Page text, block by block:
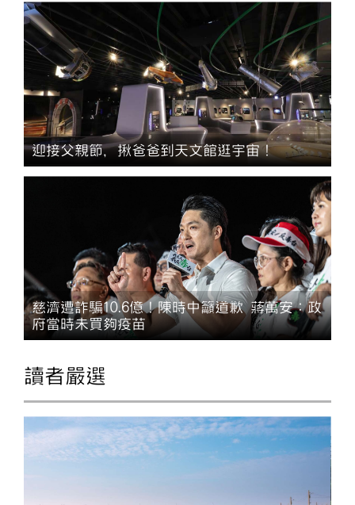
迎接父親節，揪爸爸到天文館逛宇宙！
慈濟遭詐騙10.6億！陳時中籲道歉 蔣萬安：政
府當時未買夠疫苗
讀者嚴選